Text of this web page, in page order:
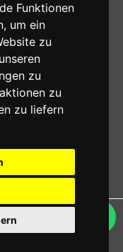
Funktionen
, um ein
zu
zu
zu
zu liefern
Merate (LC) - P. Iva